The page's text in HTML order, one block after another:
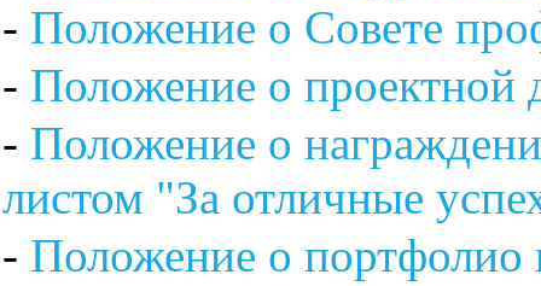
- Положение о Совете
- Положение о проектной
- Положение о
листом "За отличные
- Положение о портфолио